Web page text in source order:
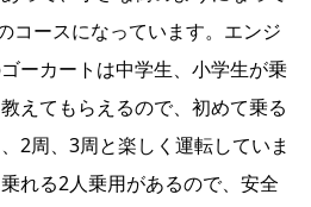
コースになっています。エンジ
ーカートは中学生、小学生が乗
えてもらえるので、初めて乗る
2周、3周と楽しく運転していま
れる2人乗用があるので、安全